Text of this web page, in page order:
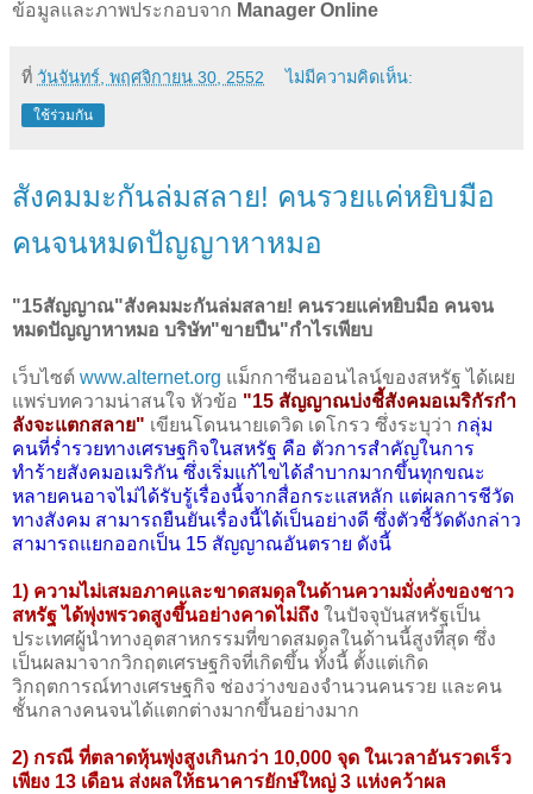
ข้อมูลและภาพประกอบจาก Manager Online
ที่ วันจันทร์, พฤศจิกายน 30, 2552 ไม่มีความคิดเห็น:
ใช้ร่วมกัน
สังคมมะกันล่มสลาย! คนรวยแค่หยิบมือ
คนจนหมดปัญญาหาหมอ
"15สัญญาณ"สังคมมะกันล่มสลาย! คนรวยแค่หยิบมือ คนจน
หมดปัญญาหาหมอ บริษัท"ขายปืน"กำไรเพียบ
เว็บไซต์ www.alternet.org แม็กกาซีนออนไลน์ของสหรัฐ ได้เผย
แพร่บทความน่าสนใจ หัวข้อ "15 สัญญาณบ่งชี้สังคมอเมริกัรกำ
ลังจะแตกสลาย" เขียนโดนนายเดวิด เดโกรว ซึ่งระบุว่า กลุ่ม
คนที่ร่ำรวยทางเศรษฐกิจในสหรัฐ คือ ตัวการสำคัญในการ
ทำร้ายสังคมอเมริกัน ซึ่งเริ่มแก้ไขได้ลำบากมากขึ้นทุกขณะ
หลายคนอาจไม่ได้รับรู้เรื่องนี้จากสื่อกระแสหลัก แต่ผลการชีวัด
ทางสังคม สามารถยืนยันเรื่องนี้ได้เป็นอย่างดี ซึ่งตัวชี้วัดดังกล่าว
สามารถแยกออกเป็น 15 สัญญาณอันตราย ดังนี้
1) ความไม่เสมอภาคและขาดสมดุลในด้านความมั่งคั่งของชาว
สหรัฐ ได้พุ่งพรวดสูงขึ้นอย่างคาดไม่ถึง ในปัจจุบันสหรัฐเป็น
ประเทศผู้นำทางอุตสาหกรรมที่ขาดสมดุลในด้านนี้สูงที่สุด ซึ่ง
เป็นผลมาจากวิกฤตเศรษฐกิจที่เกิดขึ้น ทั้งนี้ ตั้งแต่เกิด
วิกฤตการณ์ทางเศรษฐกิจ ช่องว่างของจำนวนคนรวย และคน
ชั้นกลางคนจนได้แตกต่างมากขึ้นอย่างมาก
2) กรณี ที่ตลาดหุ้นพุ่งสูงเกินกว่า 10,000 จุด ในเวลาอันรวดเร็ว
เพียง 13 เดือน ส่งผลให้ธนาคารยักษ์ใหญ่ 3 แห่งคว้าผล